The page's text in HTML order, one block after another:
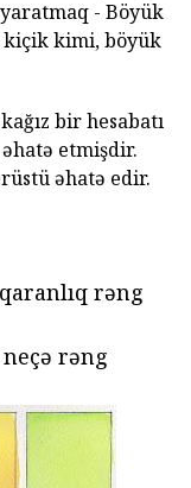
- Böyük
kiçik kimi, böyük
bir hesabatı
etmişdir.
əhatə edir.
rəng
rəng